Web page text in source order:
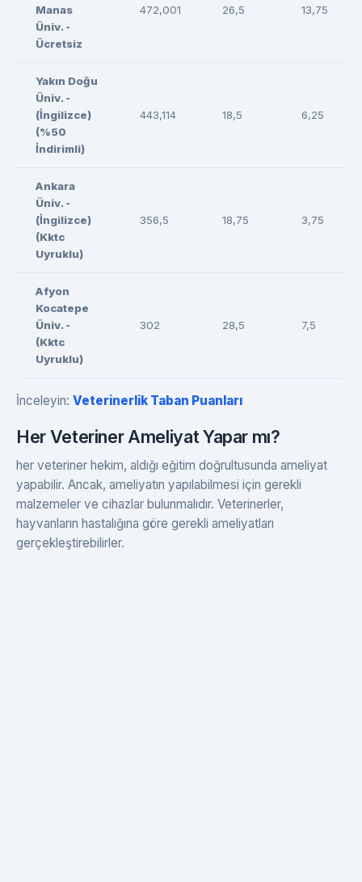
Manas
Üniv. -
Ücretsiz
472,001 26,5 13,75
Yakın Doğu
Üniv. -
(İngilizce)
(%50
İndirimli)
443,114 18,5 6,25
Ankara
Üniv. -
(İngilizce)
(Kktc
Uyruklu)
356,5 18,75 3,75
Afyon
Kocatepe
Üniv. -
(Kktc
Uyruklu)
302 28,5 7,5
İnceleyin: Veterinerlik Taban Puanları
Her Veteriner Ameliyat Yapar mı?
her veteriner hekim, aldığı eğitim doğrultusunda ameliyat
yapabilir. Ancak, ameliyatın yapılabilmesi için gerekli
malzemeler ve cihazlar bulunmalıdır. Veterinerler,
hayvanların hastalığına göre gerekli ameliyatları
gerçekleştirebilirler.